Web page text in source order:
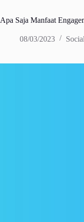
Apa Saja Manfaat
08/03/2023